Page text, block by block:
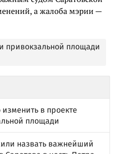
а жалоба мэрии —
привокзальной площади
в проекте
площади
назвать важнейший